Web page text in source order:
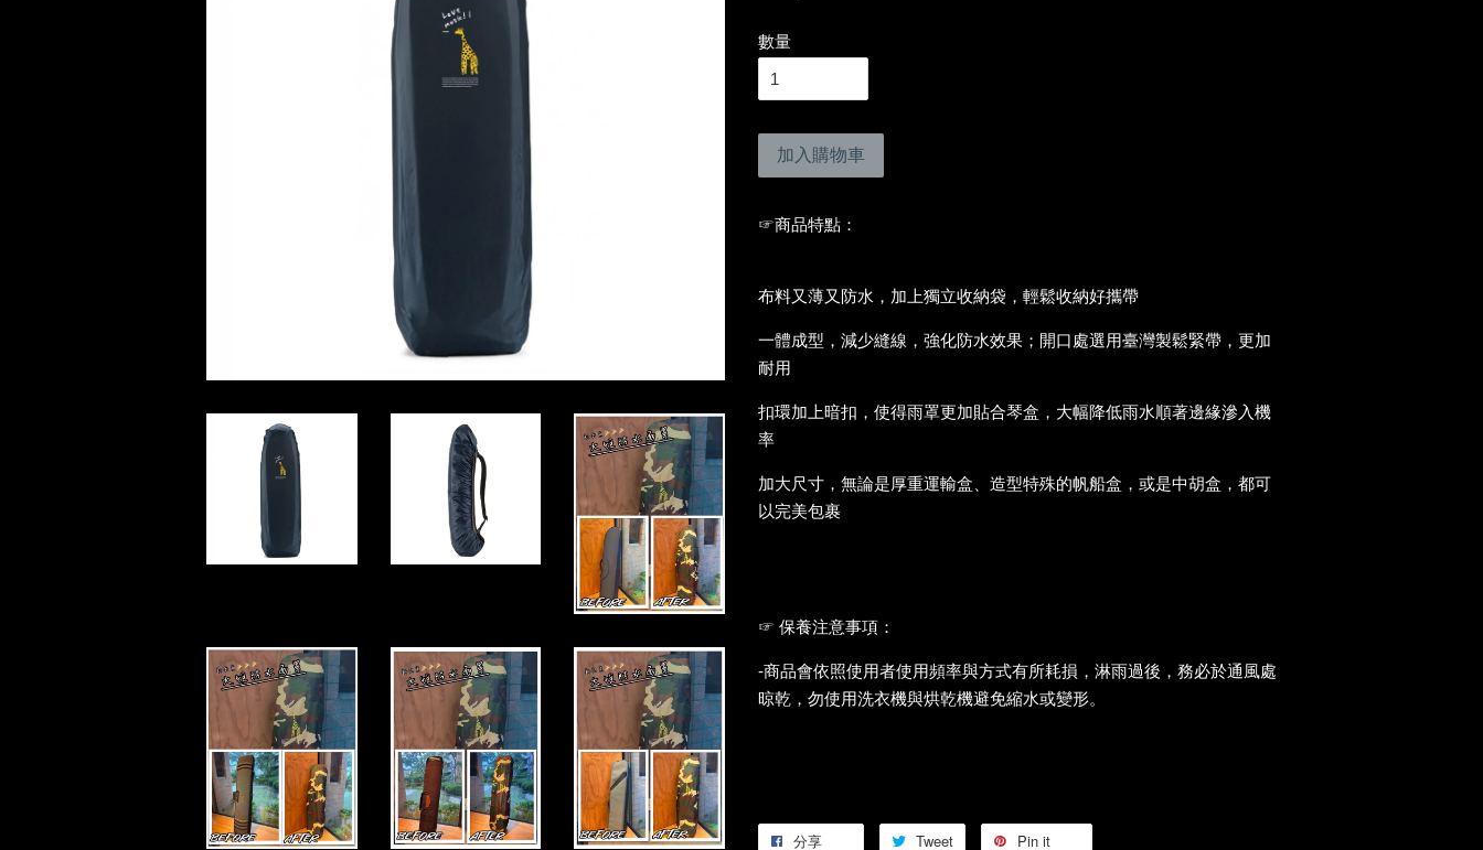
數量
加入購物車
☞商品特點 ：
布料又薄又防水 ，加上獨立收納袋，輕鬆收納好攜帶
一體成型， 減少縫線 ，強化防水效果；開口處選用臺灣製鬆緊帶，更加
耐用
扣環加上暗扣，使得雨罩更加貼合琴盒，大幅降低雨水順著邊緣滲入機
率
加大尺寸，無論是厚重運輸盒、造型特殊的帆船盒，或是中胡盒，都可
以完美包裹
☞ 保養注意事項：
-商品會依照使用者使用頻率與方式有所耗損，淋雨過後，務必於通風處
晾乾，勿使用洗衣機與烘乾機避免縮水或變形。
分享 Tweet Pin it